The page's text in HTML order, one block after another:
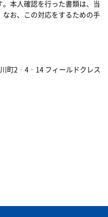
本人確認を行った書類は、当
お、この対応をするための手
町2‐4‐14 フィールドクレス